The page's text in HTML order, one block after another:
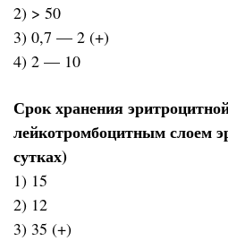
2) > 50
3) 0,7 — 2 (+)
4) 2 — 10
Срок хранения
лейкотромбоцитным слоем
сутках)
1) 15
2) 12
3) 35 (+)